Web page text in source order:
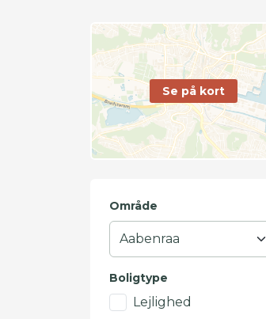
Se på kort
Område
Boligtype
Lejlighed